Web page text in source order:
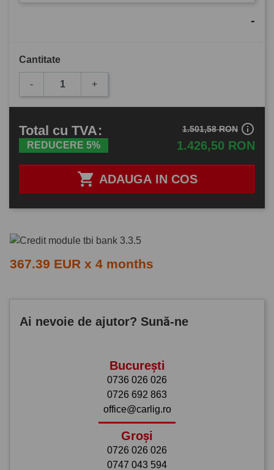
-
Cantitate
- +
 ADAUGA IN COS
Total cu TVA:
REDUCERE 5% 1.426,50 RON
1.501,58 RON info_outline
367.39 EUR x 4 months
Ai nevoie de ajutor? Sună-ne
București
0736 026 026
0726 692 863
office@carlig.ro
Groși
0726 026 026
0747 043 594